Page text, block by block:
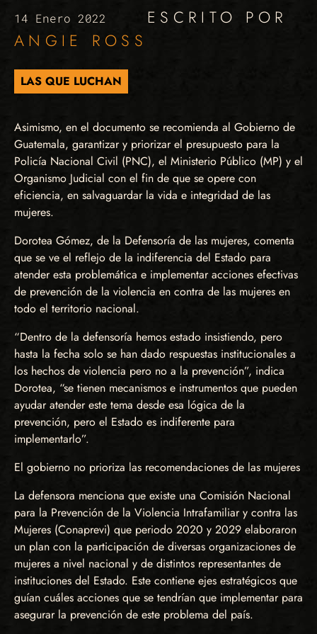
14 Enero 2022
ESCRITO POR
ANGIE ROSS
LAS QUE LUCHAN
Asimismo, en el documento se recomienda al Gobierno de
Guatemala, garantizar y priorizar el presupuesto para la
Policía Nacional Civil (PNC), el Ministerio Público (MP) y el
Organismo Judicial con el fin de que se opere con
eficiencia, en salvaguardar la vida e integridad de las
mujeres.
Dorotea Gómez, de la Defensoría de las mujeres, comenta
que se ve el reflejo de la indiferencia del Estado para
atender esta problemática e implementar acciones efectivas
de prevención de la violencia en contra de las mujeres en
todo el territorio nacional.
“Dentro de la defensoría hemos estado insistiendo, pero
hasta la fecha solo se han dado respuestas institucionales a
los hechos de violencia pero no a la prevención”, indica
Dorotea, “se tienen mecanismos e instrumentos que pueden
ayudar atender este tema desde esa lógica de la
prevención, pero el Estado es indiferente para
implementarlo”.
El gobierno no prioriza las recomendaciones de las mujeres
La defensora menciona que existe una Comisión Nacional
para la Prevención de la Violencia Intrafamiliar y contra las
Mujeres (Conaprevi) que periodo 2020 y 2029 elaboraron
un plan con la participación de diversas organizaciones de
mujeres a nivel nacional y de distintos representantes de
instituciones del Estado. Este contiene ejes estratégicos que
guían cuáles acciones que se tendrían que implementar para
asegurar la prevención de este problema del país.